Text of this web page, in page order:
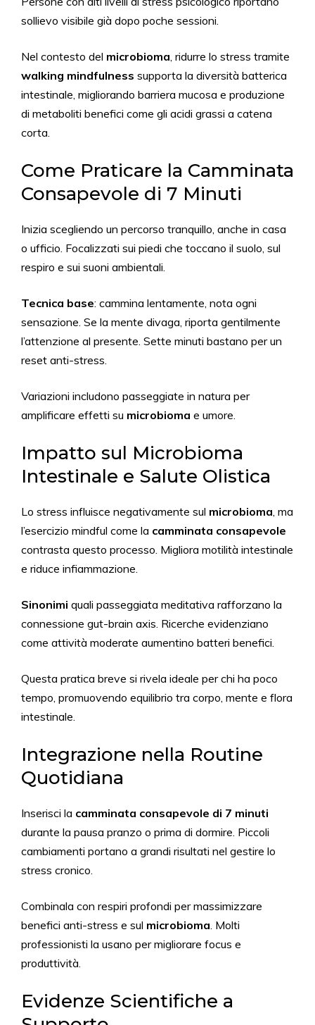
sollievo visibile già dopo poche sessioni.
Nel contesto del microbioma, ridurre lo stress tramite
walking mindfulness supporta la diversità batterica
intestinale, migliorando barriera mucosa e produzione
di metaboliti benefici come gli acidi grassi a catena
corta.
Come Praticare la Camminata
Consapevole di 7 Minuti
Inizia scegliendo un percorso tranquillo, anche in casa
o ufficio. Focalizzati sui piedi che toccano il suolo, sul
respiro e sui suoni ambientali.
Tecnica base: cammina lentamente, nota ogni
sensazione. Se la mente divaga, riporta gentilmente
l’attenzione al presente. Sette minuti bastano per un
reset anti-stress.
Variazioni includono passeggiate in natura per
amplificare effetti su microbioma e umore.
Impatto sul Microbioma
Intestinale e Salute Olistica
Lo stress influisce negativamente sul microbioma, ma
l’esercizio mindful come la camminata consapevole
contrasta questo processo. Migliora motilità intestinale
e riduce infiammazione.
Sinonimi quali passeggiata meditativa rafforzano la
connessione gut-brain axis. Ricerche evidenziano
come attività moderate aumentino batteri benefici.
Questa pratica breve si rivela ideale per chi ha poco
tempo, promuovendo equilibrio tra corpo, mente e flora
intestinale.
Integrazione nella Routine
Quotidiana
Inserisci la camminata consapevole di 7 minuti
durante la pausa pranzo o prima di dormire. Piccoli
cambiamenti portano a grandi risultati nel gestire lo
stress cronico.
Combinala con respiri profondi per massimizzare
benefici anti-stress e sul microbioma. Molti
professionisti la usano per migliorare focus e
produttività.
Evidenze Scientifiche a